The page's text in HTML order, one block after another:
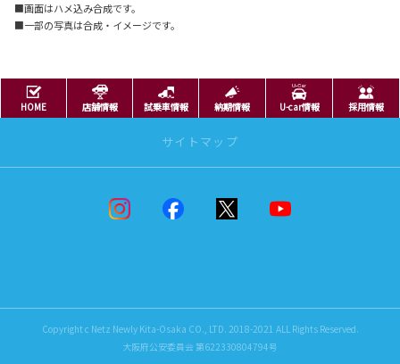
■画面はハメ込み合成です。
■一部の写真は合成・イメージです。
HOME 店舗情報 試乗車情報 納期情報 U-car情報 採用情報
サイトマップ
ニューリーフェスタ
トヨタのぬりえCopyright c Netz Newly Kita-Osaka CO., LTD. 2018-2021 ALL Rights Reserved.
大阪府公安委員会 第622330804794号